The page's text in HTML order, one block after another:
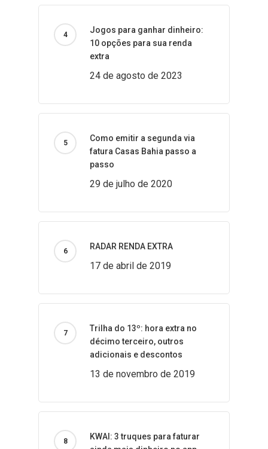
Jogos para ganhar dinheiro:
10 opções para sua renda
extra
24 de agosto de 2023
Como emitir a segunda via
fatura Casas Bahia passo a
passo
29 de julho de 2020
RADAR RENDA EXTRA
17 de abril de 2019
Trilha do 13º: hora extra no
décimo terceiro, outros
adicionais e descontos
13 de novembro de 2019
KWAI: 3 truques para faturar